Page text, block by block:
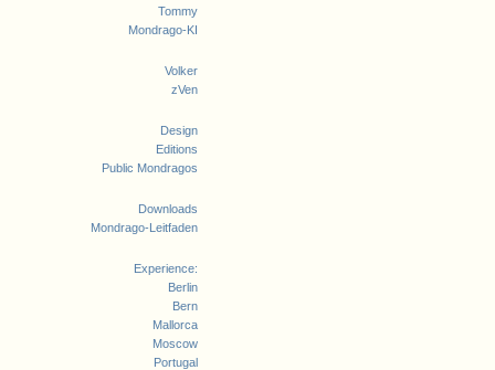
Tommy
Mondrago-KI
Volker
zVen
Design
Editions
Public Mondragos
Downloads
Mondrago-Leitfaden
Experience:
Berlin
Bern
Mallorca
Moscow
Portugal